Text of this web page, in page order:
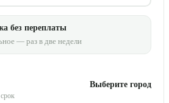
без переплаты
— раз в две недели
Выберите город